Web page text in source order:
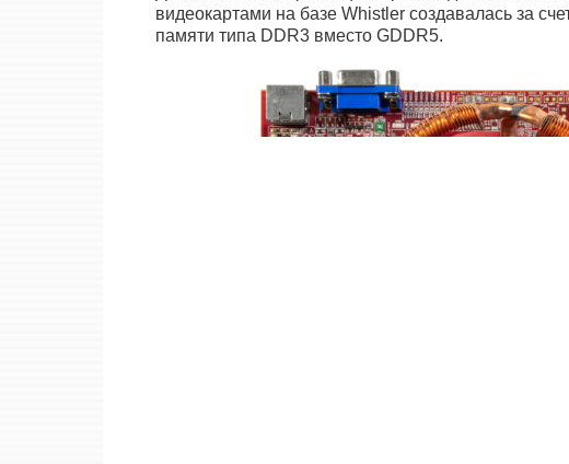
видеокартами на базе Whistler создавалась за
памяти типа DDR3 вместо GDDR5.